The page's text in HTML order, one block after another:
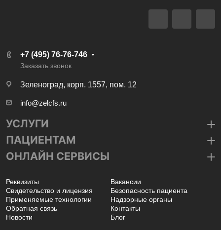
+7 (495) 76-76-746
Заказать звонок
Зеленоград, корп. 1557, пом. 12
info@zelcfs.ru
УСЛУГИ
ПАЦИЕНТАМ
ОНЛАЙН СЕРВИСЫ
Реквизиты
Вакансии
Свидетельство и лицензия
Безопасность пациента
Применяемые технологии
Надзорные органы
Обратная связь
Контакты
Новости
Блог